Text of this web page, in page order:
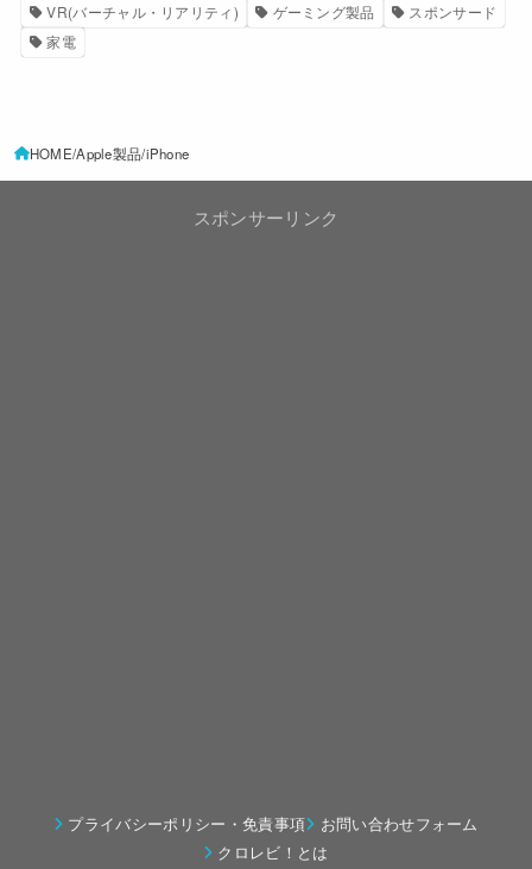
VR(バーチャル・リアリティ)
ゲーミング製品
スポンサード
家電
HOME Apple製品 iPhone
スポンサーリンク
プライバシーポリシー・免責事項
お問い合わせフォーム
クロレビ！とは